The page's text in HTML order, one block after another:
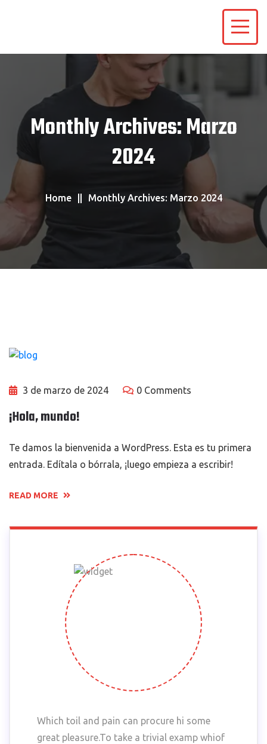
Monthly Archives: Marzo
2024
Home Monthly Archives: Marzo 2024
3 de marzo de 2024 0 Comments
¡Hola, mundo!
Te damos la bienvenida a WordPress. Esta es tu primera
entrada. Edítala o bórrala, ¡luego empieza a escribir!
READ MORE
Which toil and pain can procure hi some
great pleasure.To take a trivial examp whiof